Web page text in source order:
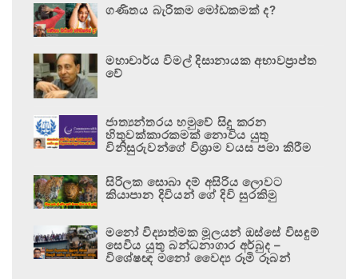
ගණිතය බැරිකම මෝඩකමක් ද?
මහාචාර්ය විමල් දිසානායක අභාවප්‍රාප්ත
වේ
ජාත්‍යන්තරය හමුවේ සිදු කරන
හිතුවක්කාරකමක් නොවිය යුතු
විනිසුරුවන්ගේ විශ්‍රාම වයස පමා කිරීම
සිරිලක සොබා දම් අසිරිය ලොවට
කියාපාන දිවියන් ගේ දිවි සුරකිමු
මනෝ විද්‍යාත්මක මූලයන් ඔස්සේ විසඳුම්
සෙවිය යුතු බන්ධනාගාර අර්බුද –
විශේෂඥ මනෝ වෛද්‍ය රූමි රූබන්